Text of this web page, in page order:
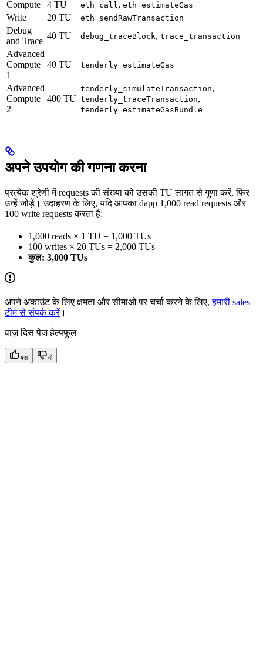
Compute 4 TU eth_call, eth_estimateGas
Write 20 TU eth_sendRawTransaction
Debug
and Trace
40 TU debug_traceBlock, trace_transaction
Advanced
Compute
1
40 TU tenderly_estimateGas
Advanced
Compute
2
400 TU
tenderly_simulateTransaction,
tenderly_traceTransaction,
tenderly_estimateGasBundle
अपने उपयोग की गणना करना
प्रत्येक श्रेणी में requests की संख्या को उसकी TU लागत से गुणा करें, फिर
उन्हें जोड़ें। उदाहरण के लिए, यदि आपका dapp 1,000 read requests और
100 write requests करता है:
1,000 reads × 1 TU = 1,000 TUs
100 writes × 20 TUs = 2,000 TUs
कुल: 3,000 TUs
अपने अकाउंट के लिए क्षमता और सीमाओं पर चर्चा करने के लिए,हमारी sales
टीम से संपर्क करें।
वाज़ दिस पेज हेल्पफुल
यस नो